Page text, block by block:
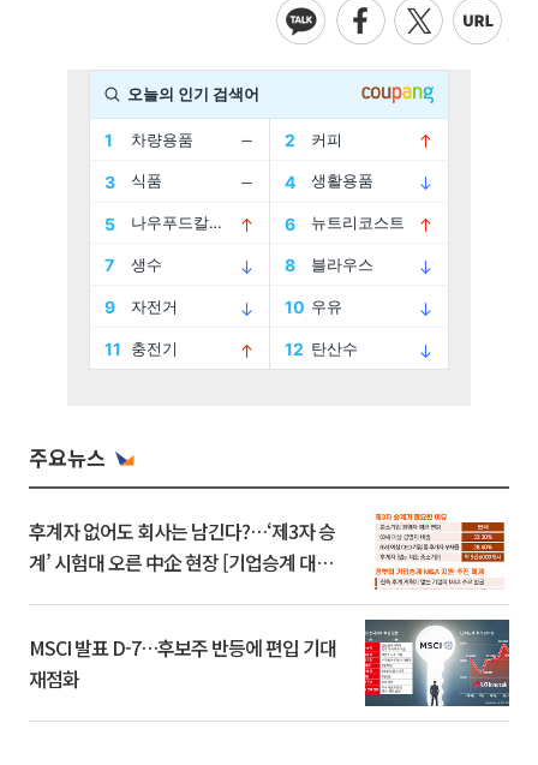
주요뉴스
후계자 없어도 회사는 남긴다?…‘제3자 승
계’ 시험대 오른 中企 현장 [기업승계 대전
MSCI 발표 D-7…후보주 반등에 편입 기대
재점화